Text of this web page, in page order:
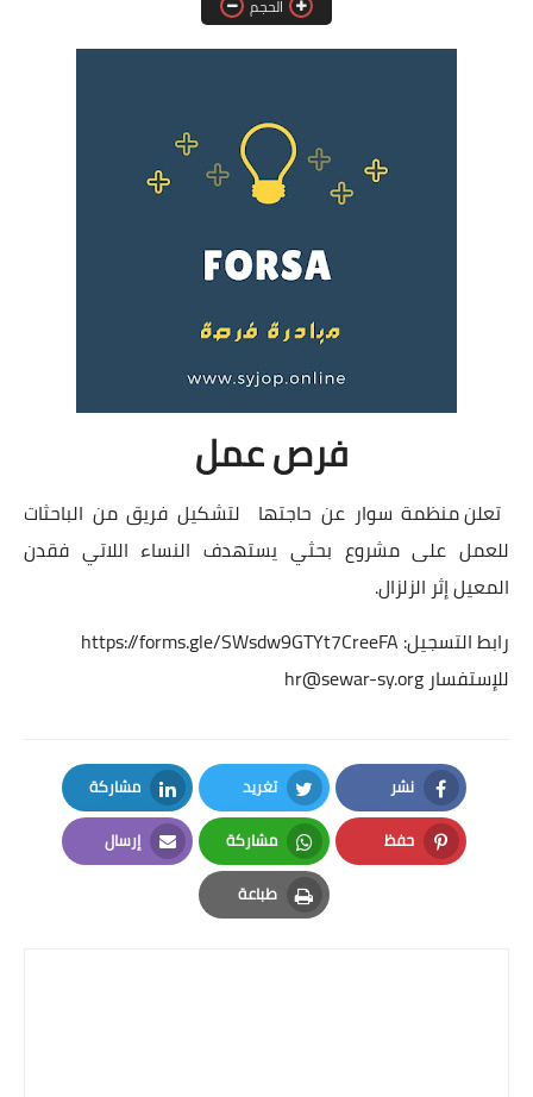
فرص عمل في العراق
فرص عمل في السودان
دورات تدريبية
الحجم
فرص عمل
تعلن منظمة سوار عن حاجتها لتشكيل فريق من الباحثات
للعمل على مشروع بحثي يستهدف النساء اللاتي فقدن
المعيل إثر الزلزال.
رابط التسجيل: https://forms.gle/SWsdw9GTYt7CreeFA
للإستفسار hr@sewar-sy.org
نشر
Facebook
تغريد
Twitter
مشاركة
LinkedIn
حفظ
Pinterest
مشاركة
Whatsapp
إرسال
Email
طباعة
Print